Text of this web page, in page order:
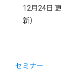
12月24日 更
新）
セミナー